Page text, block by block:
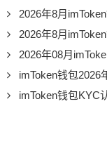
2026年8月
2026年8月imToken钱包
2026年08月
imToken钱包2026
imToken钱包KYC